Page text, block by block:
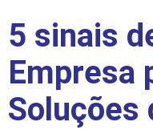
5 sinais
Empresa
Soluções